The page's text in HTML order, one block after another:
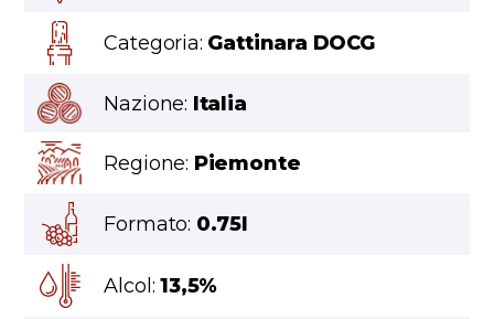
Categoria: Gattinara DOCG
Nazione: Italia
Regione: Piemonte
Formato: 0.75l
Alcol:13,5%